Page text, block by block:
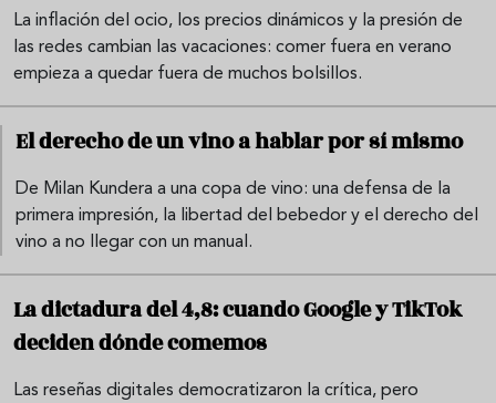
La inflación del ocio, los precios dinámicos y la presión de
las redes cambian las vacaciones: comer fuera en verano
empieza a quedar fuera de muchos bolsillos.
El derecho de un vino a hablar por sí mismo
De Milan Kundera a una copa de vino: una defensa de la
primera impresión, la libertad del bebedor y el derecho del
vino a no llegar con un manual.
La dictadura del 4,8: cuando Google y TikTok
deciden dónde comemos
Las reseñas digitales democratizaron la crítica, pero